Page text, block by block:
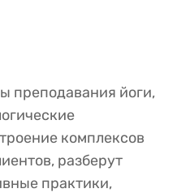
преподавания йоги,
комплексов
разберут
практики,